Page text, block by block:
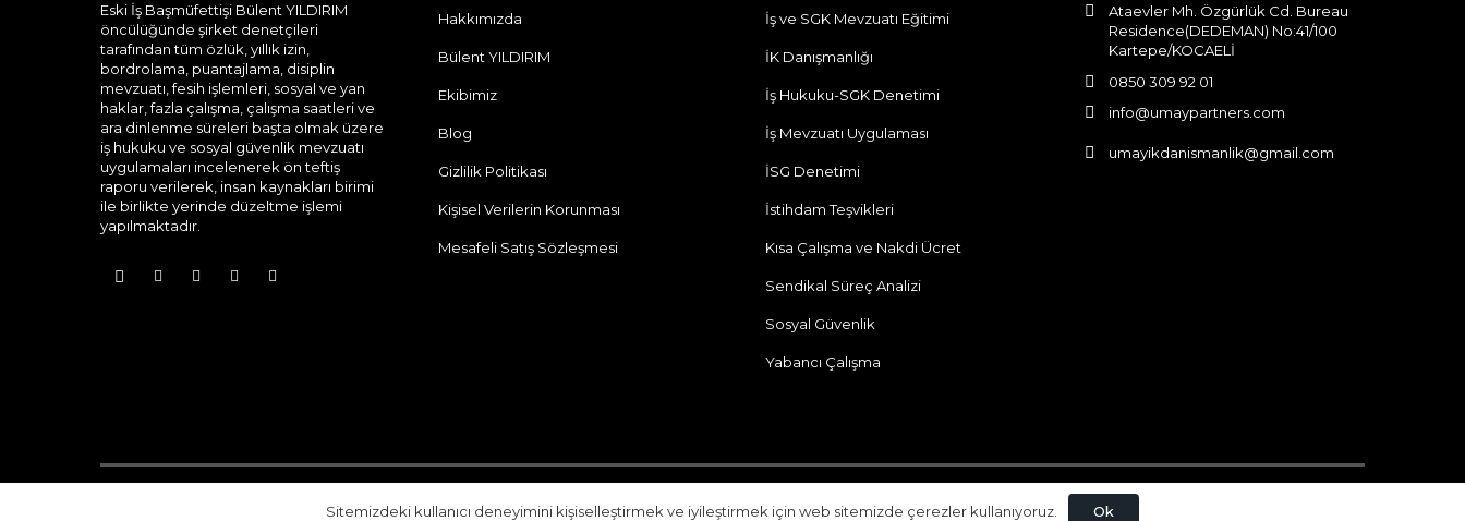
Eski İş Başmüfettişi Bülent YILDIRIM
öncülüğünde şirket denetçileri
tarafından tüm özlük, yıllık izin,
bordrolama, puantajlama, disiplin
mevzuatı, fesih işlemleri, sosyal ve yan
haklar, fazla çalışma, çalışma saatleri ve
ara dinlenme süreleri başta olmak üzere
iş hukuku ve sosyal güvenlik mevzuatı
uygulamaları incelenerek ön teftiş
raporu verilerek, insan kaynakları birimi
ile birlikte yerinde düzeltme işlemi
yapılmaktadır.
Hakkımızda
Bülent YILDIRIM
Ekibimiz
Blog
Gizlilik Politikası
Kişisel Verilerin Korunması
Mesafeli Satış Sözleşmesi
İş ve SGK Mevzuatı Eğitimi
İK Danışmanlığı
İş Hukuku-SGK Denetimi
İş Mevzuatı Uygulaması
İSG Denetimi
İstihdam Teşvikleri
Kısa Çalışma ve Nakdi Ücret
Sendikal Süreç Analizi
Sosyal Güvenlik
Yabancı Çalışma
Ataevler Mh. Özgürlük Cd. Bureau
Residence(DEDEMAN) No:41/100
Kartepe/KOCAELİ
0850 309 92 01
info@umaypartners.com
umayikdanismanlik@gmail.com
Sitemizdeki kullanıcı deneyimini kişiselleştirmek ve iyileştirmek için web sitemizde çerezler kullanıyoruz. Ok